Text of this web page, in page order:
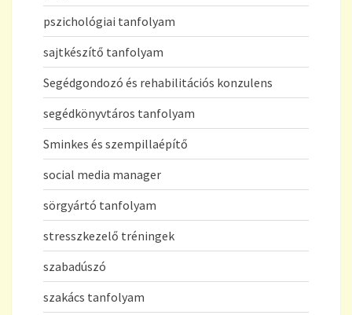
pszichológiai tanfolyam
sajtkészítő tanfolyam
Segédgondozó és rehabilitációs konzulens
segédkönyvtáros tanfolyam
Sminkes és szempillaépítő
social media manager
sörgyártó tanfolyam
stresszkezelő tréningek
szabadúszó
szakács tanfolyam